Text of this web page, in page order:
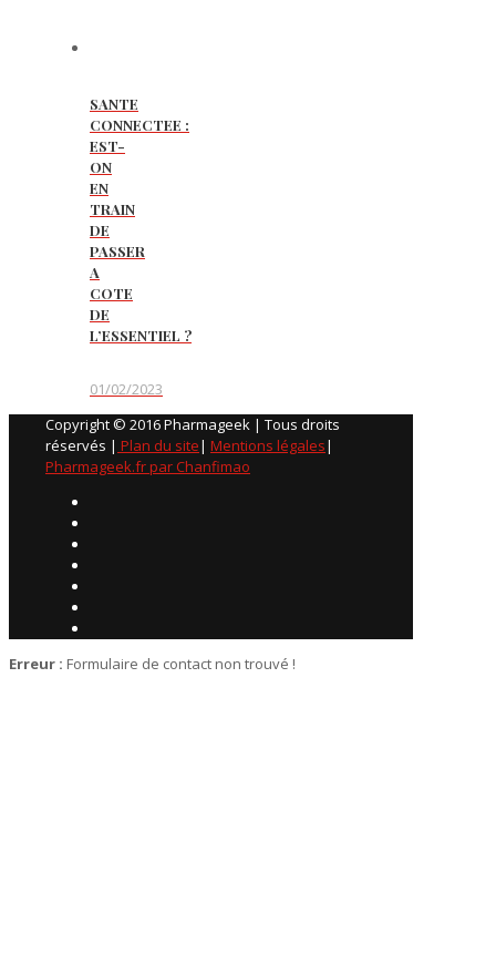
SANTE
CONNECTEE :
EST-
ON
EN
TRAIN
DE
PASSER
A
COTE
DE
L’ESSENTIEL ?
01/02/2023
Copyright © 2016 Pharmageek | Tous droits
réservés | Plan du site| Mentions légales|
Pharmageek.fr par Chanfimao
Erreur : Formulaire de contact non trouvé !